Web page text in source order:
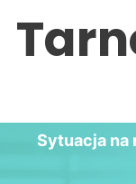
Sytuacja na